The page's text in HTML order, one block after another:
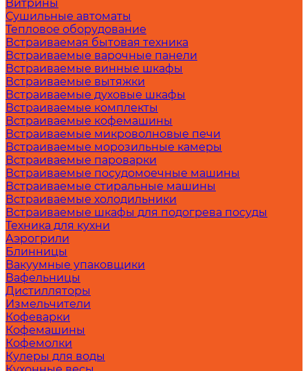
Витрины
Сушильные автоматы
Тепловое оборудование
Встраиваемая бытовая техника
Встраиваемые варочные панели
Встраиваемые винные шкафы
Встраиваемые вытяжки
Встраиваемые духовые шкафы
Встраиваемые комплекты
Встраиваемые кофемашины
Встраиваемые микроволновые печи
Встраиваемые морозильные камеры
Встраиваемые пароварки
Встраиваемые посудомоечные машины
Встраиваемые стиральные машины
Встраиваемые холодильники
Встраиваемые шкафы для подогрева посуды
Техника для кухни
Аэрогрили
Блинницы
Вакуумные упаковщики
Вафельницы
Дистилляторы
Измельчители
Кофеварки
Кофемашины
Кофемолки
Кулеры для воды